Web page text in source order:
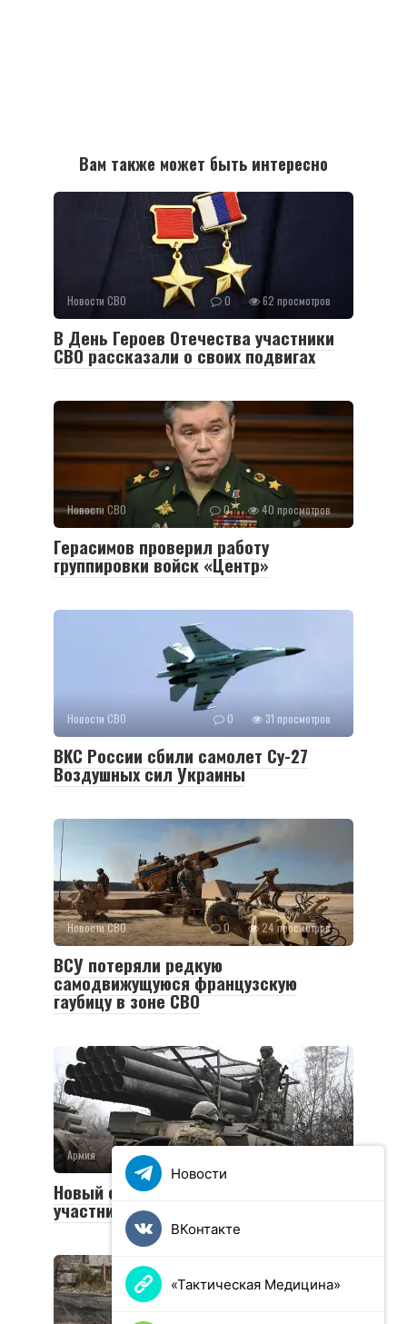
Вам также может быть интересно
Новости СВО 0 62 просмотров
В День Героев Отечества участники
СВО рассказали о своих подвигах
Новости СВО 0 40 просмотров
Герасимов проверил работу
группировки войск «Центр»
Новости СВО 0 31 просмотров
ВКС России сбили самолет Су-27
Воздушных сил Украины
Новости СВО 0 24 просмотров
ВСУ потеряли редкую
самодвижущуюся французскую
гаубицу в зоне СВО
Армия
Новый социальный контракт для
участников СВО
Новости
ВКонтакте
«Тактическая Медицина»